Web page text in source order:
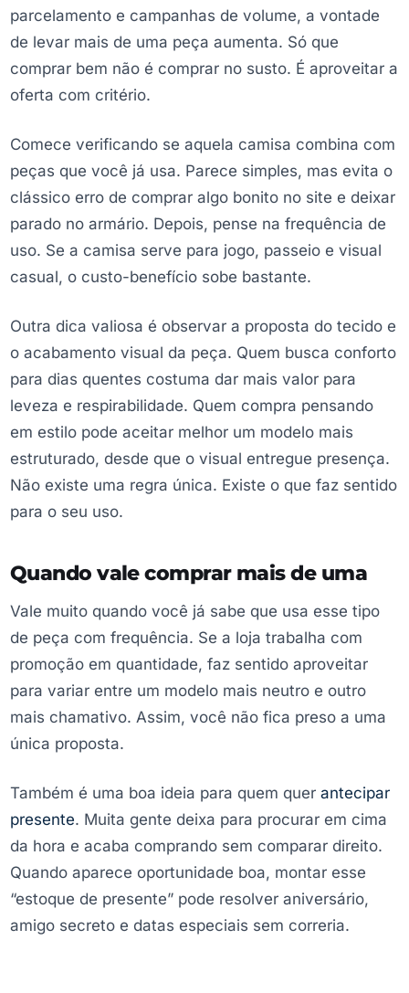
parcelamento e campanhas de volume, a vontade
de levar mais de uma peça aumenta. Só que
comprar bem não é comprar no susto. É aproveitar a
oferta com critério.
Comece verificando se aquela camisa combina com
peças que você já usa. Parece simples, mas evita o
clássico erro de comprar algo bonito no site e deixar
parado no armário. Depois, pense na frequência de
uso. Se a camisa serve para jogo, passeio e visual
casual, o custo-benefício sobe bastante.
Outra dica valiosa é observar a proposta do tecido e
o acabamento visual da peça. Quem busca conforto
para dias quentes costuma dar mais valor para
leveza e respirabilidade. Quem compra pensando
em estilo pode aceitar melhor um modelo mais
estruturado, desde que o visual entregue presença.
Não existe uma regra única. Existe o que faz sentido
para o seu uso.
Quando vale comprar mais de uma
Vale muito quando você já sabe que usa esse tipo
de peça com frequência. Se a loja trabalha com
promoção em quantidade, faz sentido aproveitar
para variar entre um modelo mais neutro e outro
mais chamativo. Assim, você não fica preso a uma
única proposta.
Também é uma boa ideia para quem quer antecipar
presente. Muita gente deixa para procurar em cima
da hora e acaba comprando sem comparar direito.
Quando aparece oportunidade boa, montar esse
“estoque de presente” pode resolver aniversário,
amigo secreto e datas especiais sem correria.